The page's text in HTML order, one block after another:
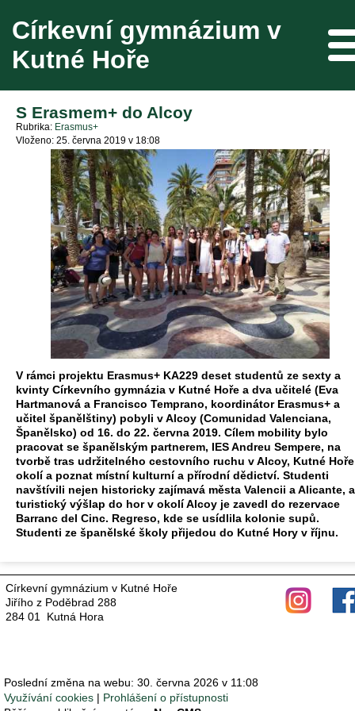
Církevní gymnázium v
Kutné Hoře
S Erasmem+ do Alcoy
Rubrika
Erasmus+
Vloženo: 25. června 2019 v 18:08
V rámci projektu Erasmus+ KA229 deset studentů ze sexty a
kvinty Církevního gymnázia v Kutné Hoře a dva učitelé (Eva
Hartmanová a Francisco Temprano, koordinátor Erasmus+ a
učitel španělštiny) pobyli v Alcoy (Comunidad Valenciana,
Španělsko) od 16. do 22. června 2019. Cílem mobility bylo
pracovat se španělským partnerem, IES Andreu Sempere, na
tvorbě tras udržitelného cestovního ruchu v Alcoy, Kutné
okolí a poznat místní kulturní a přírodní dědictví. Studenti
navštívili nejen historicky zajímavá města Valencii a Alicante,
turistický výšlap do hor v okolí Alcoy je zavedl do rezervace
Barranc del Cinc. Regreso, kde se usídlila kolonie supů.
Studenti ze španělské školy přijedou do Kutné Hory v říjnu.
Církevní gymnázium v Kutné Hoře
Jiřího z Poděbrad 288
284 01 Kutná Hora
Poslední změna na webu: 30. června 2026 v 11:08
Využívání cookies
Prohlášení o přístupnosti